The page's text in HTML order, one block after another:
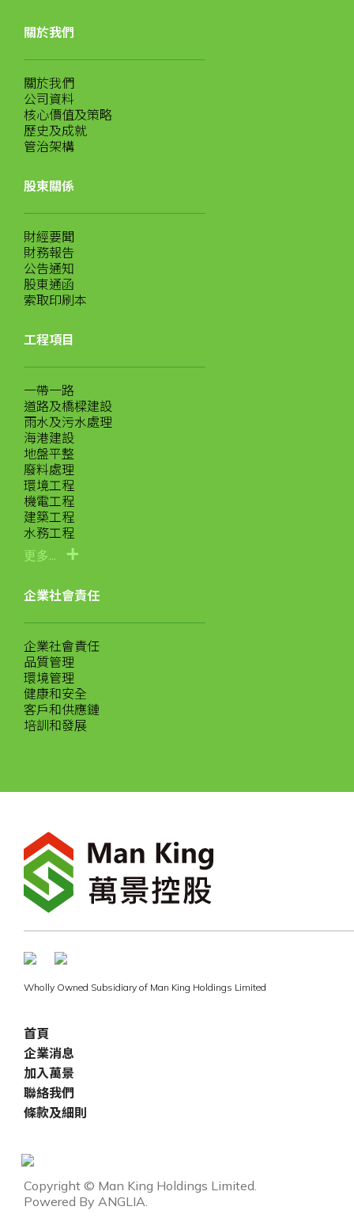
Wholly Owned Subsidiary of Man King Holdings Limited
首頁
企業消息
加入萬景
聯絡我們
條款及細則
Copyright © Man King Holdings Limited.
Powered By ANGLIA
關於我們
關於我們
公司資料
核心價值及策略
歷史及成就
管治架構
股東關係
財經要聞
財務報告
公告通知
股東通函
索取印刷本
工程項目
一帶一路
道路及橋樑建設
雨水及污水處理
海港建設
地盤平整
廢料處理
環境工程
機電工程
建築工程
水務工程
更多...
企業社會責任
企業社會責任
品質管理
環境管理
健康和安全
客戶和供應鏈
培訓和發展